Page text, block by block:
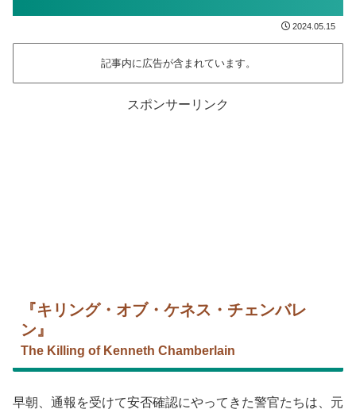
2024.05.15
記事内に広告が含まれています。
スポンサーリンク
『キリング・オブ・ケネス・チェンバレ
ン』
The Killing of Kenneth Chamberlain
早朝、通報を受けて安否確認にやってきた警官たちは、元